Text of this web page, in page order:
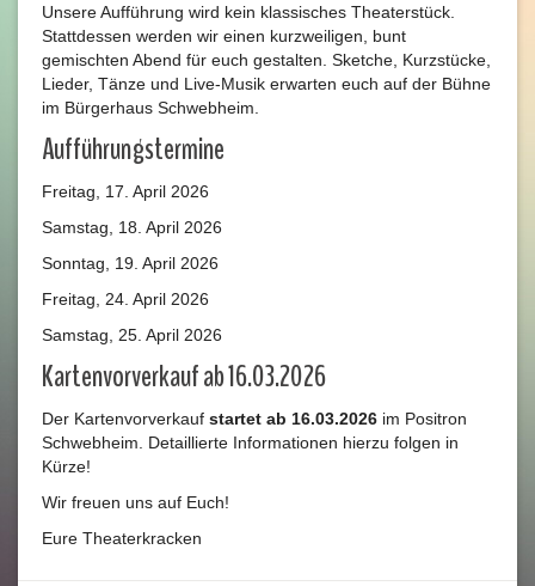
Unsere Aufführung wird kein klassisches Theaterstück.
Stattdessen werden wir einen kurzweiligen, bunt
gemischten Abend für euch gestalten. Sketche, Kurzstücke,
Lieder, Tänze und Live-Musik erwarten euch auf der Bühne
im Bürgerhaus Schwebheim.
Aufführungstermine
Freitag, 17. April 2026
Samstag, 18. April 2026
Sonntag, 19. April 2026
Freitag, 24. April 2026
Samstag, 25. April 2026
Kartenvorverkauf ab 16.03.2026
Der Kartenvorverkauf startet ab 16.03.2026 im Positron
Schwebheim. Detaillierte Informationen hierzu folgen in
Kürze!
Wir freuen uns auf Euch!
Eure Theaterkracken